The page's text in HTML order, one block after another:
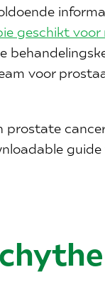
geschikt voor
voor
prostate